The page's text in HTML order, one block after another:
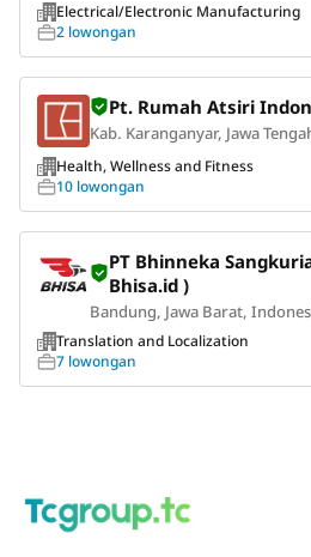
Electrical/Electronic Manufacturing
2 lowongan
Pt. Rumah Atsiri
Kab. Karanganyar, Jawa
Health, Wellness and Fitness
10 lowongan
PT Bhinneka
Bhisa.id )
Bandung, Jawa Barat,
Translation and Localization
7 lowongan